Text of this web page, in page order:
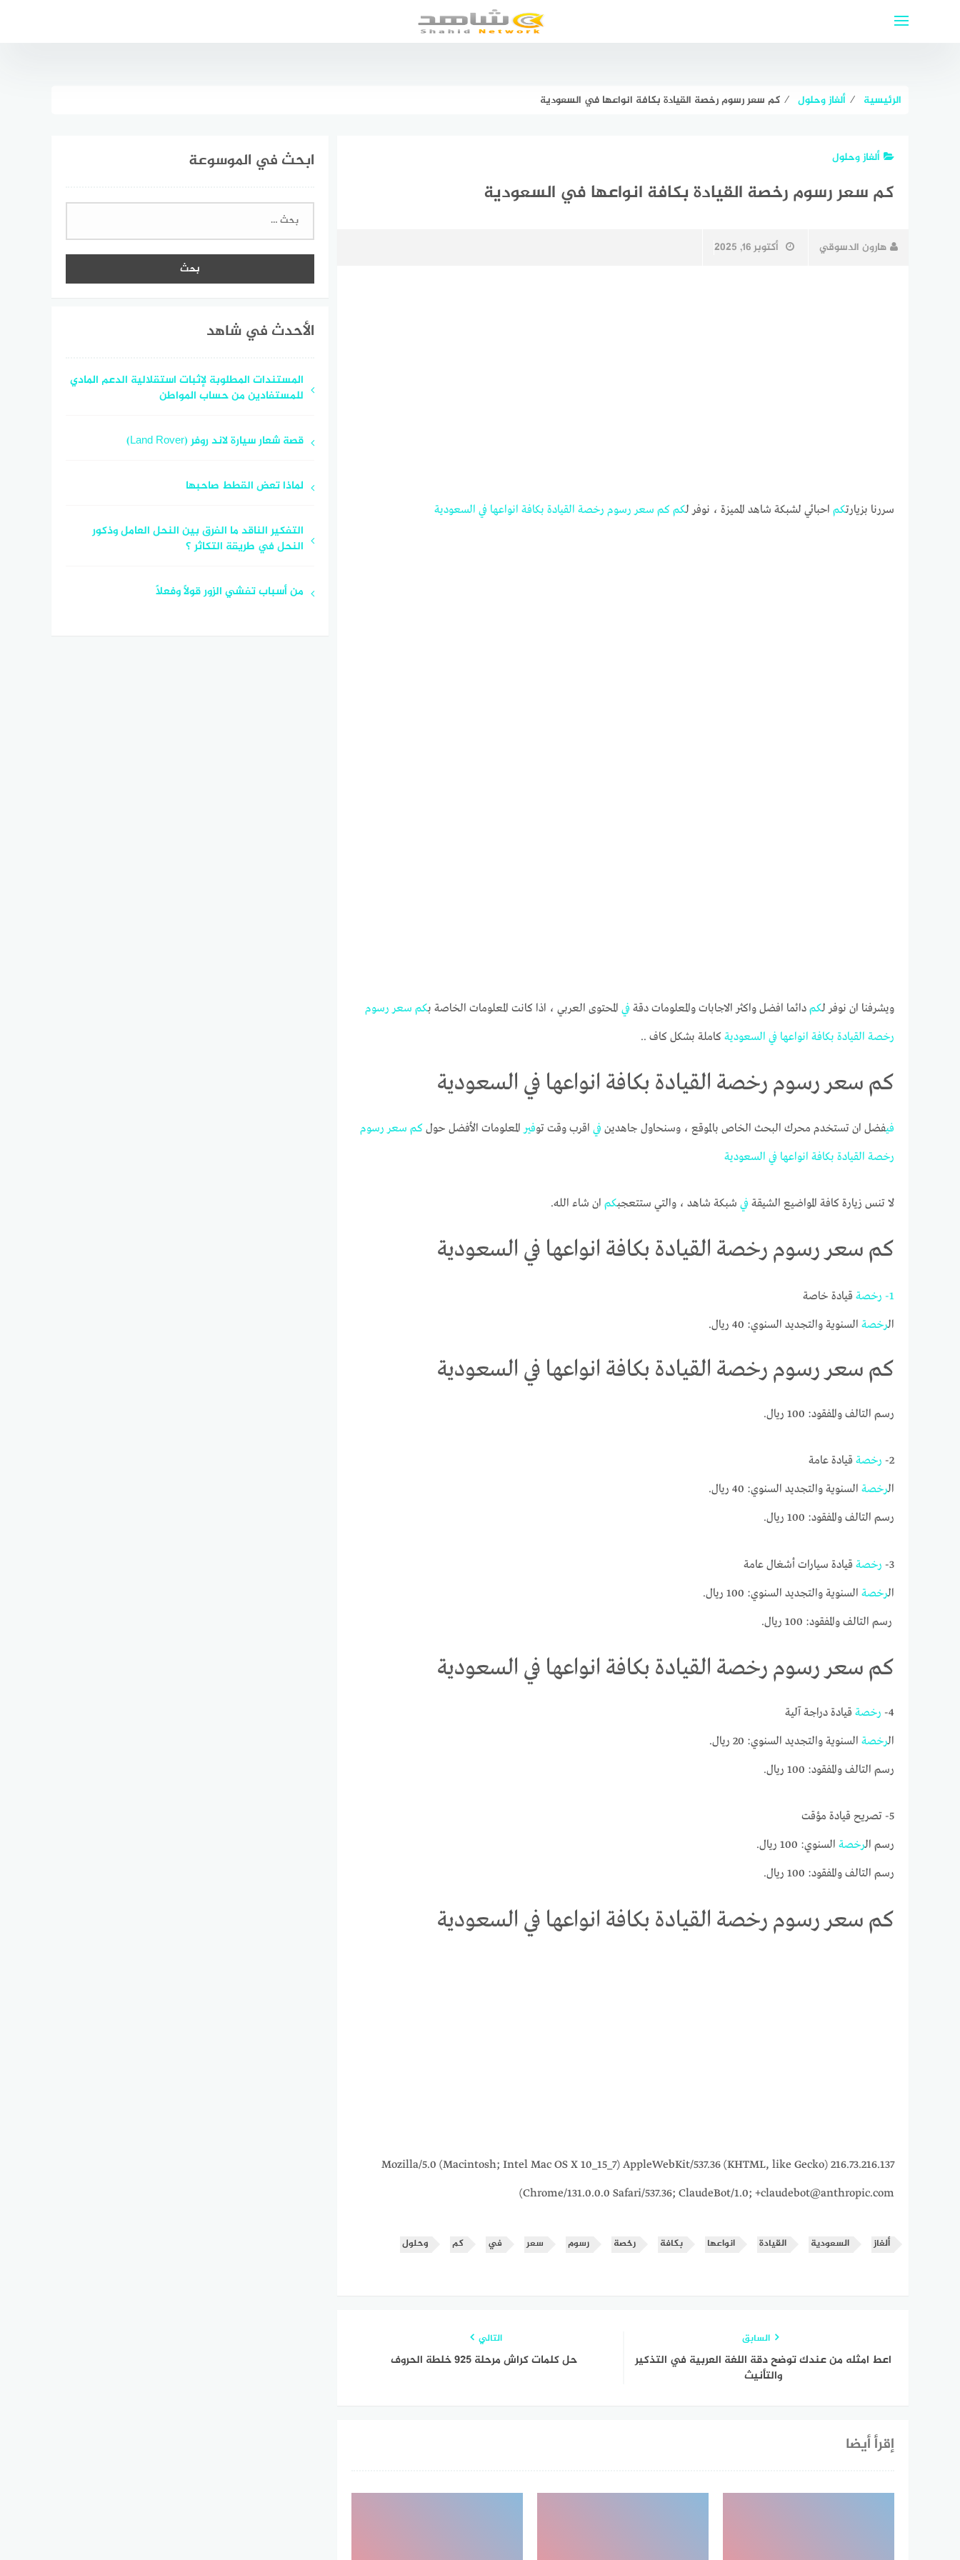
الرئيسية ⁄ ألغاز وحلول ⁄ كم سعر رسوم رخصة القيادة بكافة انواعها في السعودية
ألغاز وحلول
كم سعر رسوم رخصة القيادة بكافة انواعها في السعودية
هارون الدسوقي أكتوبر 16, 2025
سررنا بزيارتكم احبائي لشبكة شاهد المميزة ، نوفر لكم كم سعر رسوم رخصة القيادة بكافة انواعها في السعودية
ويشرفنا ان نوفر لكم دائما افضل واكثر الاجابات والمعلومات دقة في المحتوى العربي ، اذا كانت المعلومات الخاصة بكم سعر رسوم
رخصة القيادة بكافة انواعها في السعودية كاملة بشكل كاف ..
كم سعر رسوم رخصة القيادة بكافة انواعها في السعودية
فيفضل ان تستخدم محرك البحث الخاص بالموقع ، وسنحاول جاهدين في اقرب وقت توفي ر المعلومات الأفضل حول كم سعر رسوم
رخصة القيادة بكافة انواعها في السعودية
لا تنس زيارة كافة المواضيع الشيقة في شبكة شاهد ، والتي ستتعجبكم ان شاء الله.
كم سعر رسوم رخصة القيادة بكافة انواعها في السعودية
1- رخصة قيادة خاصة
الرخصة السنوية والتجديد السنوي: 40 ريال.
كم سعر رسوم رخصة القيادة بكافة انواعها في السعودية
رسم التالف والمفقود: 100 ريال.
2- رخصة قيادة عامة
الرخصة السنوية والتجديد السنوي: 40 ريال.
رسم التالف والمفقود: 100 ريال.
3- رخصة قيادة سيارات أشغال عامة
الرخصة السنوية والتجديد السنوي: 100 ريال.
رسم التالف والمفقود: 100 ريال.
كم سعر رسوم رخصة القيادة بكافة انواعها في السعودية
4- رخصة قيادة دراجة آلية
الرخصة السنوية والتجديد السنوي: 20 ريال.
رسم التالف والمفقود: 100 ريال.
5- تصريح قيادة مؤقت
رسم الرخصة السنوي: 100 ريال.
رسم التالف والمفقود: 100 ريال.
كم سعر رسوم رخصة القيادة بكافة انواعها في السعودية
216.73.216.137 Mozilla/5.0 (Macintosh; Intel Mac OS X 10_15_7) AppleWebKit/537.36 (KHTML, like Gecko)
Chrome/131.0.0.0 Safari/537.36; ClaudeBot/1.0; +claudebot@anthropic.com)
ألغاز السعودية القيادة انواعها بكافة رخصة رسوم سعر في كم وحلول
السابق
اعط امثله من عندك توضح دقة اللغة العربية في التذكير
والتأنيث
التالي
حل كلمات كراش مرحلة ٩٢٥ خلطة الحروف
إقرأ أيضا
ابحث في الموسوعة
البحث
الأحدث في شاهد
المستندات المطلوبة لإثبات استقلالية الدعم المادي
للمستفادين من حساب المواطن
قصة شعار سيارة لاند روفر (Land Rover)
لماذا تعض القطط صاحبها
التفكير الناقد ما الفرق بين النحل العامل وذكور
النحل في طريقة التكاثر ؟
من أسباب تفشي الزور قولاً وفعلاً